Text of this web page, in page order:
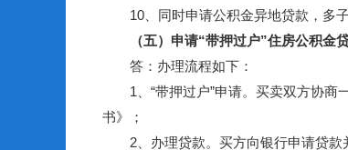
10、同时申请公积金异地贷款，多子
（五）申请“带押过户”住房公积金贷
答：办理流程如下：
1、“带押过户”申请。买卖双方协商一
书》；
2、办理贷款。买方向银行申请贷款